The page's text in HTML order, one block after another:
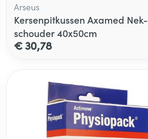
Arseus
Kersenpitkussen Axamed Nek-
schouder 40x50cm
€ 30,78